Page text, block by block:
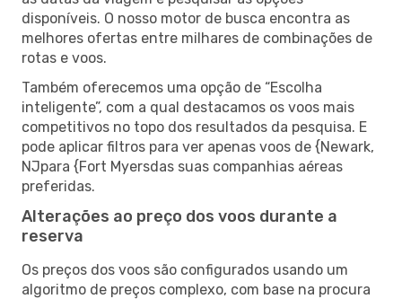
disponíveis. O nosso motor de busca encontra as
melhores ofertas entre milhares de combinações de
rotas e voos.
Também oferecemos uma opção de “Escolha
inteligente”, com a qual destacamos os voos mais
competitivos no topo dos resultados da pesquisa. E
pode aplicar filtros para ver apenas voos de {Newark,
NJpara {Fort Myersdas suas companhias aéreas
preferidas.
Alterações ao preço dos voos durante a
reserva
Os preços dos voos são configurados usando um
algoritmo de preços complexo, com base na procura